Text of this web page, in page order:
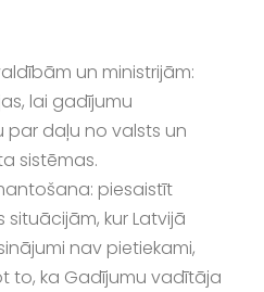
un ministrijām:
lai gadījumu
daļu no valsts un
sistēmas.
piesaistīt
kur Latvijā
nav pietiekami,
to, ka Gadījumu vadītāja